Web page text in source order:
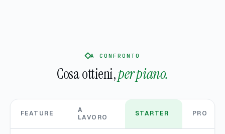
A CONFRONTO
Cosa ottieni,per piano.
FEATURE
A
LAVORO
STARTER PRO